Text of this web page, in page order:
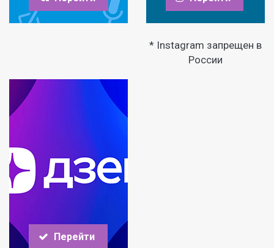
* Instagram запрещен в
России
Перейти